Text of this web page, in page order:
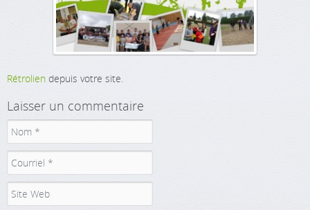
Rétrolien depuis votre site.
Laisser un commentaire